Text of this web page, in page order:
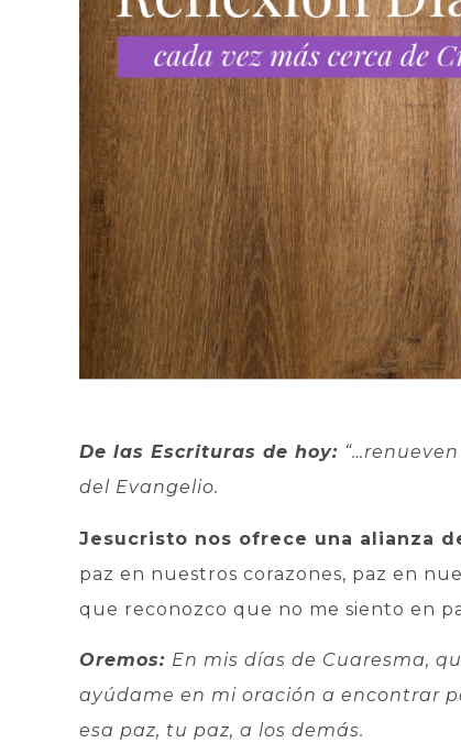
De las Escrituras de hoy:
del Evangelio.
Jesucristo nos ofrece una alianza
paz en nuestros corazones, paz en
que reconozco que no me siento en
Oremos: En mis días de Cuaresma,
ayúdame en mi oración a encontrar
esa paz, tu paz, a los demás.